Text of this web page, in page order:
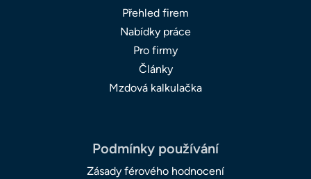
Přehled firem
Nabídky práce
Pro firmy
Články
Mzdová kalkulačka
Podmínky používání
Zásady férového hodnocení